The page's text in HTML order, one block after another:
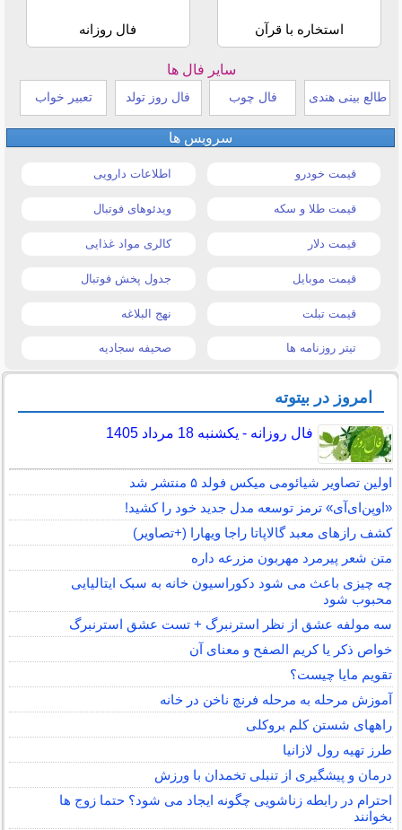
استخاره با قرآن فال روزانه
سایر فال ها
طالع بینی هندی فال چوب فال روز تولد تعبیر خواب
سرویس ها
قیمت خودرو اطلاعات دارویی
قیمت طلا و سکه ویدئوهای فوتبال
قیمت دلار کالری مواد غذایی
قیمت موبایل جدول پخش فوتبال
قیمت تبلت نهج البلاغه
تیتر روزنامه ها صحیفه سجادیه
امروز در بیتوته
فال روزانه - یکشنبه 18 مرداد 1405
اولین تصاویر شیائومی میکس فولد ۵ منتشر شد
«اوپن‌ای‌آی» ترمز توسعه مدل جدید خود را کشید!
کشف رازهای معبد گالاپاتا راجا ویهارا (+تصاویر)
متن شعر پیرمرد مهربون مزرعه داره
چه چیزی باعث می شود دکوراسیون خانه به سبک ایتالیایی
محبوب شود
سه مولفه عشق از نظر استرنبرگ + تست عشق استرنبرگ
خواص ذکر یا کریم الصفح و معنای آن
تقویم مایا چیست؟
آموزش مرحله به مرحله فرنچ ناخن در خانه
راههای شستن کلم بروکلی
طرز تهیه رول لازانیا
درمان و پیشگیری از تنبلی تخمدان با ورزش
احترام در رابطه زناشویی چگونه ایجاد می شود؟ حتما زوج ها
بخوانند